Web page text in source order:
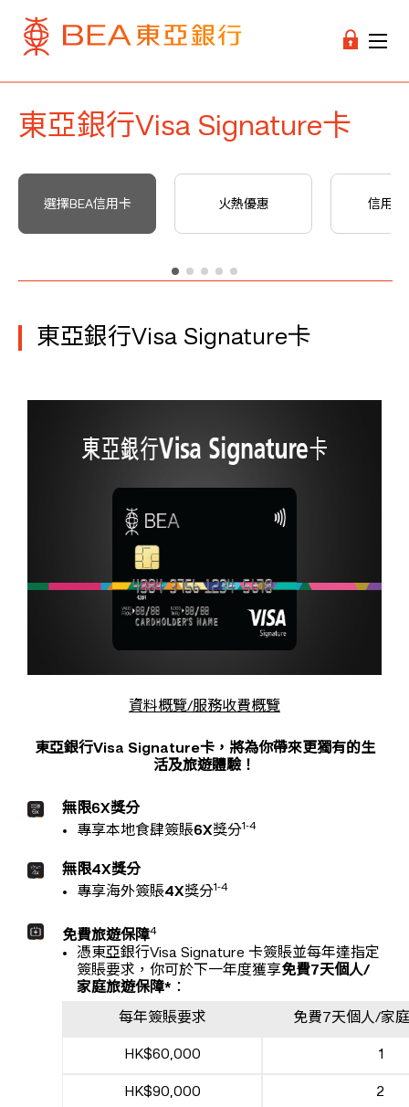
東亞銀行Visa Signature卡
選擇BEA信用卡 火熱優惠 信用卡
東亞銀行Visa Signature卡
資料概覽/服務收費概覽
東亞銀行Visa Signature卡，將為你帶來更獨有的生
活及旅遊體驗！
無限6X獎分
專享本地食肆簽賬6X獎分1-4
無限4X獎分
專享海外簽賬4X獎分1-4
免費旅遊保障4
憑東亞銀行Visa Signature 卡簽賬並每年達指定
簽賬要求，你可於下一年度獲享免費7天個人/
家庭旅遊保障* ：
每年簽賬要求 免費7天個人/家
HK$60,000 1
HK$90,000 2